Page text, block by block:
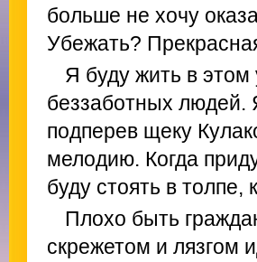
больше не хочу
Убежать?
Я буду жить в
беззаботных людей.
подперев щеку
мелодию. Когда
буду стоять в толпе,
Плохо быть
скрежетом и лязгом